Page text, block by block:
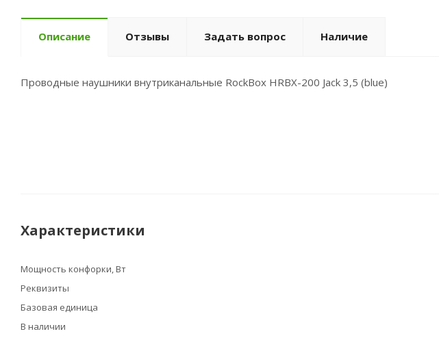
Описание Отзывы Задать вопрос Наличие
Проводные наушники внутриканальные RockBox HRBX-200 Jack 3,5 (blue)
Характеристики
Мощность конфорки, Вт
Реквизиты
Базовая единица
В наличии